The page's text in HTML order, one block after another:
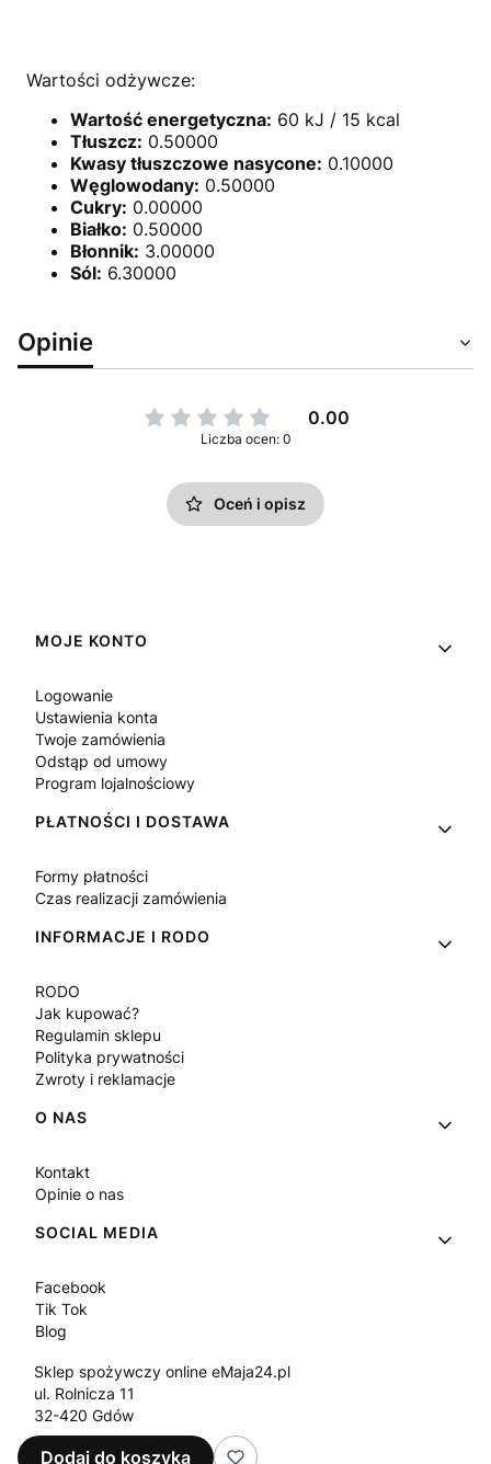
Wartości odżywcze:
Wartość energetyczna: 60 kJ / 15 kcal
Tłuszcz: 0.50000
Kwasy tłuszczowe nasycone: 0.10000
Węglowodany: 0.50000
Cukry: 0.00000
Białko: 0.50000
Błonnik: 3.00000
Sól: 6.30000
Opinie
0.00
Liczba ocen: 0
Oceń i opisz
Linki w stopce
MOJE KONTO
Logowanie
Ustawienia konta
Twoje zamówienia
Odstąp od umowy
Program lojalnościowy
PŁATNOŚCI I DOSTAWA
Formy płatności
Czas realizacji zamówienia
INFORMACJE I RODO
RODO
Jak kupować?
Regulamin sklepu
Polityka prywatności
Zwroty i reklamacje
O NAS
Kontakt
Opinie o nas
SOCIAL MEDIA
Facebook
Tik Tok
Blog
Sklep spożywczy online eMaja24.pl
ul. Rolnicza 11
32-420 Gdów
Tel.+48 573 330 911
e-mail:sklep@emaja24.pl
Dodaj do koszyka